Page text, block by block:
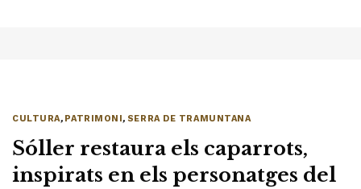
CULTURA, PATRIMONI, SERRA DE TRAMUNTANA
Sóller restaura els caparrots,
inspirats en els personatges del